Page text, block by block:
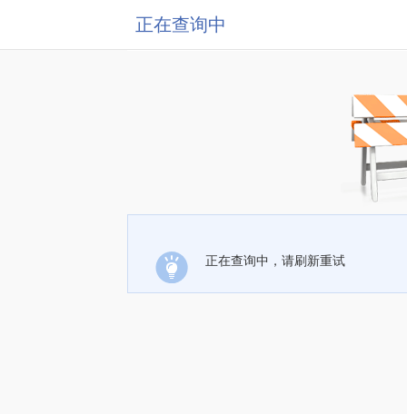
正在查询中
正在查询中，请刷新重试